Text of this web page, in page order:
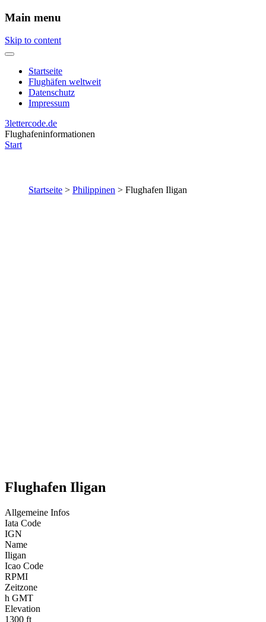
Main menu
Skip to content
Startseite
Flughäfen weltweit
Datenschutz
Impressum
3lettercode.de
Flughafeninformationen
Start
Startseite > Philippinen > Flughafen Iligan
Flughafen Iligan
Allgemeine Infos
Iata Code
IGN
Name
Iligan
Icao Code
RPMI
Zeitzone
h GMT
Elevation
1300 ft